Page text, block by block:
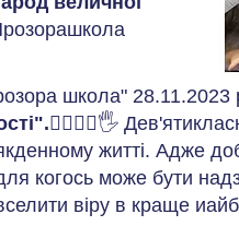
школа" 28.11.2023
🙋‍♀️🙋‍♂️🖐
житті. Адже
когось може бути
віру в краще